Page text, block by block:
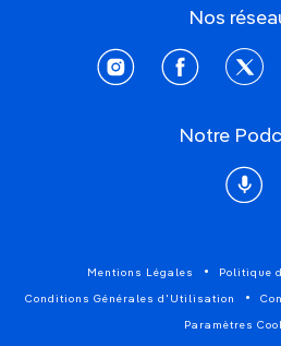
Nos
instagramfacebooktwitter
Notre
Mentions Légales Politique
Conditions Générales d'Utilisation
Paramètres